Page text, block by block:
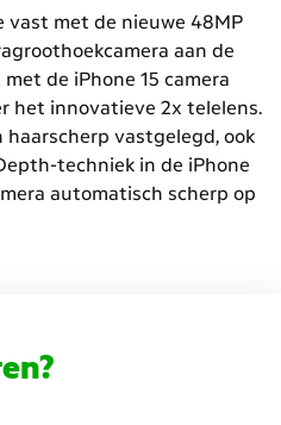
vast met de nieuwe 48MP
aan de
de iPhone 15 camera
het innovatieve 2x telelens.
vastgelegd, ook
techniek in de iPhone
automatisch scherp op